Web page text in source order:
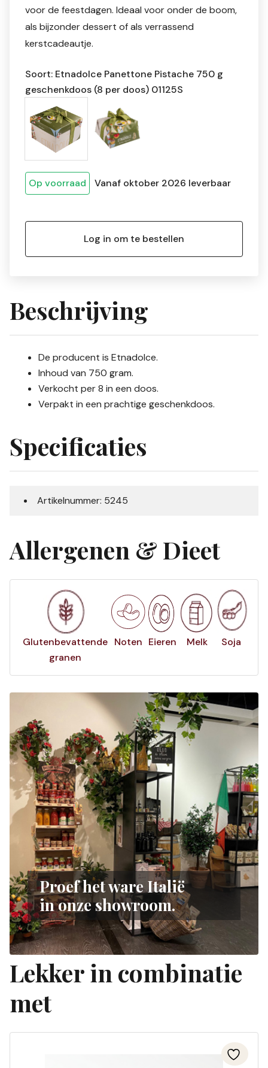
voor de feestdagen. Ideaal voor onder de boom,
als bijzonder dessert of als verrassend
kerstcadeautje.
Soort: Etnadolce Panettone Pistache 750 g
geschenkdoos (8 per doos) 01125S
Op voorraad Vanaf oktober 2026 leverbaar
Log in om te bestellen
Beschrijving
De producent is Etnadolce.
Inhoud van 750 gram.
Verkocht per 8 in een doos.
Verpakt in een prachtige geschenkdoos.
Specificaties
Artikelnummer: 5245
Allergenen & Dieet
Glutenbevattende
granen
Noten Eieren Melk Soja
Proef het ware Italië
in onze showroom.
Lekker in combinatie
met